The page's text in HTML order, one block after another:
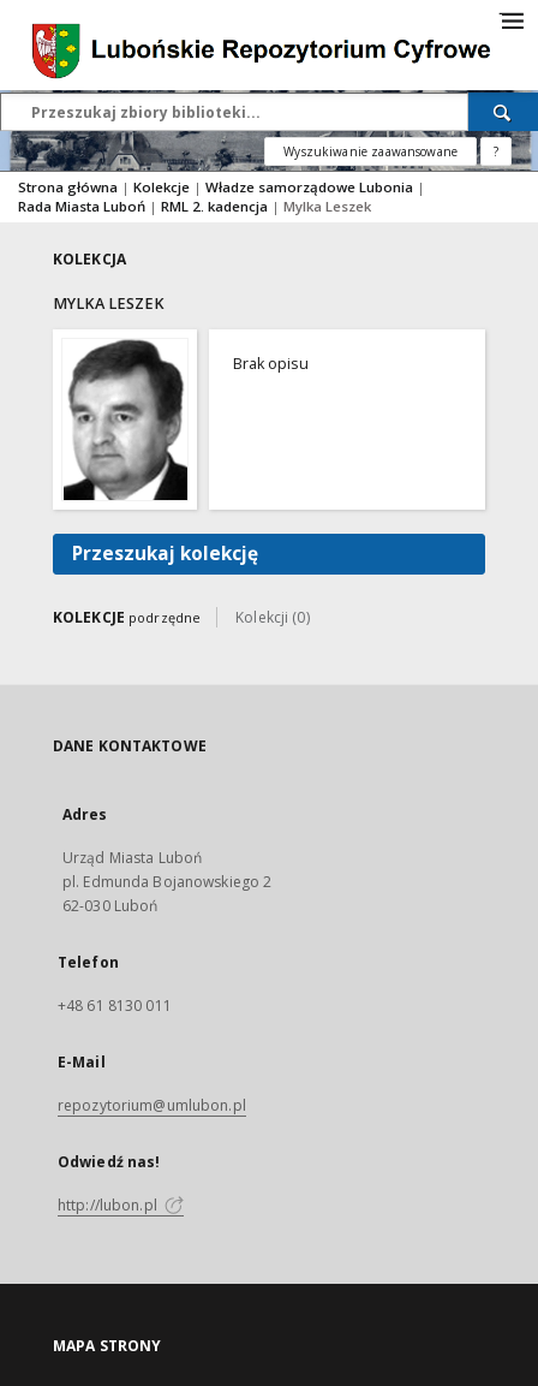
Wyszukiwanie zaawansowane ?
Strona główna | Kolekcje | Władze samorządowe Lubonia |
Rada Miasta Luboń | RML 2. kadencja | Mylka Leszek
KOLEKCJA
MYLKA LESZEK
Brak opisu
Przeszukaj kolekcję
KOLEKCJE podrzędne Kolekcji (0)
DANE KONTAKTOWE
Adres
Urząd Miasta Luboń
pl. Edmunda Bojanowskiego 2
62-030 Luboń
Telefon
+48 61 8130 011
E-Mail
repozytorium@umlubon.pl
Odwiedź nas!
http://lubon.pl
MAPA STRONY